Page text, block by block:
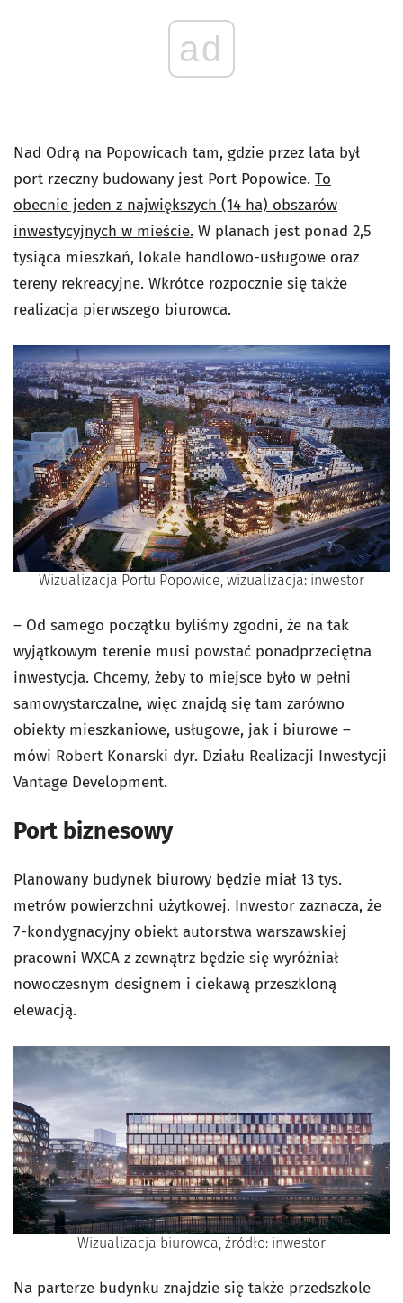
ad
Nad Odrą na Popowicach tam, gdzie przez lata był
port rzeczny budowany jest Port Popowice. To
obecnie jeden z największych (14 ha) obszarów
inwestycyjnych w mieście. W planach jest ponad 2,5
tysiąca mieszkań, lokale handlowo-usługowe oraz
tereny rekreacyjne. Wkrótce rozpocznie się także
realizacja pierwszego biurowca.
Wizualizacja Portu Popowice, wizualizacja: inwestor
– Od samego początku byliśmy zgodni, że na tak
wyjątkowym terenie musi powstać ponadprzeciętna
inwestycja. Chcemy, żeby to miejsce było w pełni
samowystarczalne, więc znajdą się tam zarówno
obiekty mieszkaniowe, usługowe, jak i biurowe –
mówi Robert Konarski dyr. Działu Realizacji Inwestycji
Vantage Development.
Port biznesowy
Planowany budynek biurowy będzie miał 13 tys.
metrów powierzchni użytkowej. Inwestor zaznacza, że
7-kondygnacyjny obiekt autorstwa warszawskiej
pracowni WXCA z zewnątrz będzie się wyróżniał
nowoczesnym designem i ciekawą przeszkloną
elewacją.
Wizualizacja biurowca, źródło: inwestor
Na parterze budynku znajdzie się także przedszkole